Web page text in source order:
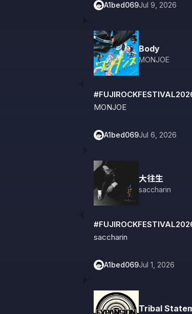
A1bed069Jul 9, 2026
Body
MONJOE
MONJOE
A1bed069Jul 6, 2026
大往生
saccharin
saccharin
A1bed069Jul 1, 2026
Tribal